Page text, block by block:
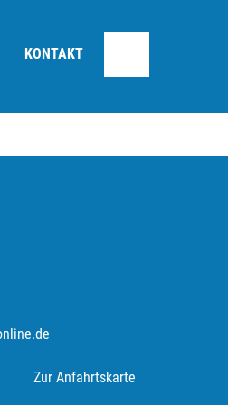
KONTAKT
Zur Anfahrtskarte